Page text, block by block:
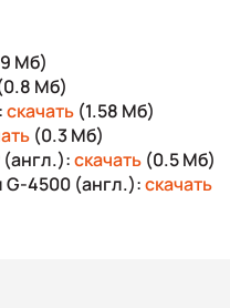
Мб)
Мб)
скачать (1.58 Мб)
(0.3 Мб)
(англ.):скачать (0.5 Мб)
G-4500 (англ.):скачать